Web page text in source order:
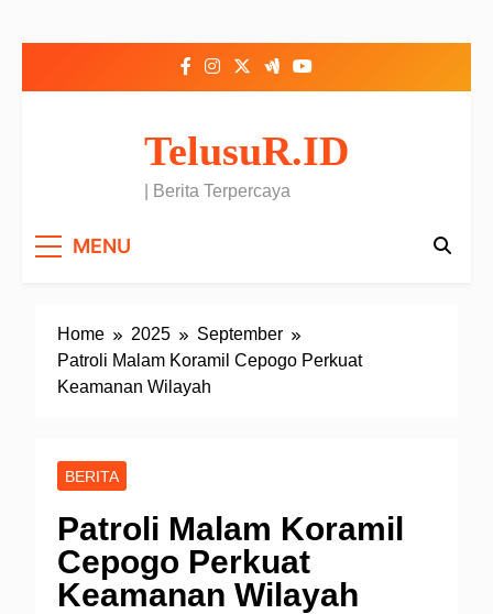
TelusuR.ID
| Berita Terpercaya
MENU
Home 2025
September
Patroli Malam Koramil Cepogo Perkuat
Keamanan Wilayah
BERITA
Patroli Malam Koramil
Cepogo Perkuat
Keamanan Wilayah